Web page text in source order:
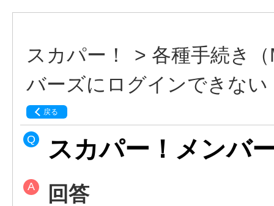
スカパー！ > 各種手続き
バーズにログインできない
戻る
スカパー！メンバ
回答